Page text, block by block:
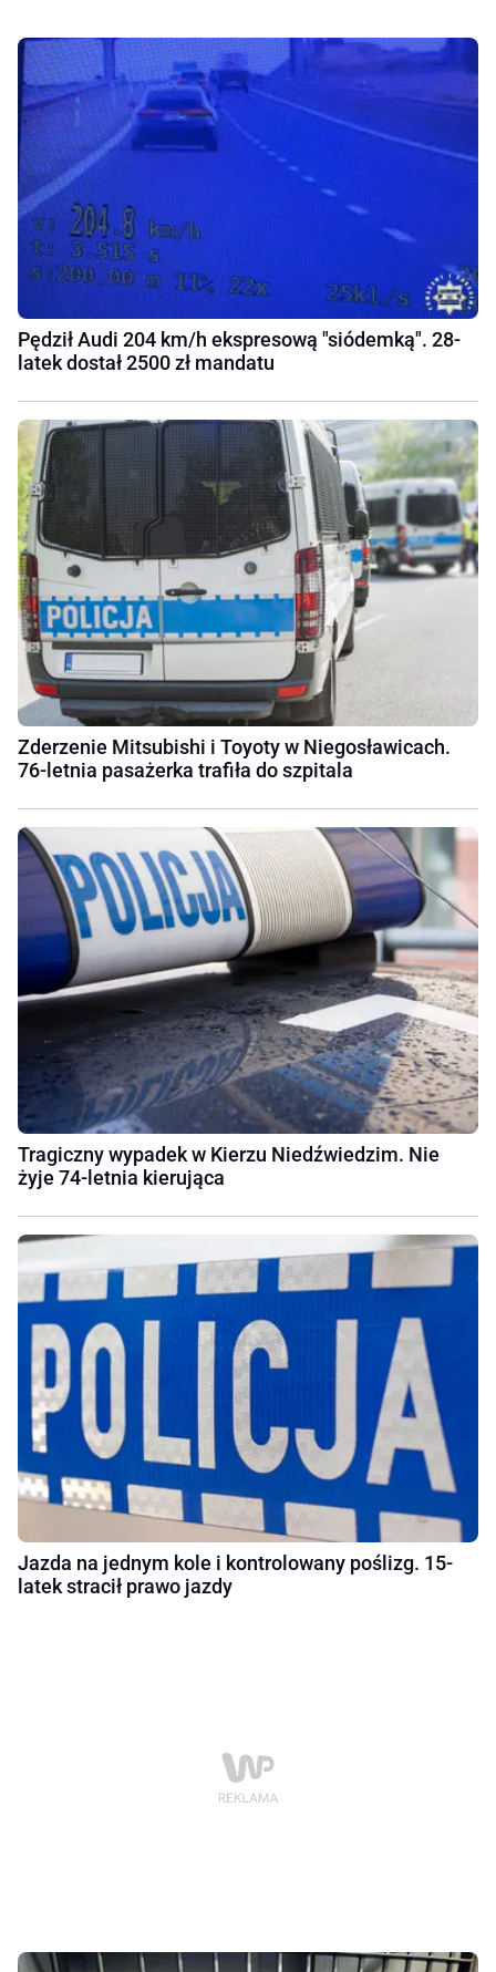
Pędził Audi 204 km/h ekspresową "siódemką". 28-
latek dostał 2500 zł mandatu
Zderzenie Mitsubishi i Toyoty w Niegosławicach.
76-letnia pasażerka trafiła do szpitala
Tragiczny wypadek w Kierzu Niedźwiedzim. Nie
żyje 74-letnia kierująca
Jazda na jednym kole i kontrolowany poślizg. 15-
latek stracił prawo jazdy